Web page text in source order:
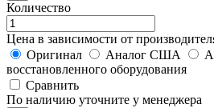
Количество
Цена в зависимости от
Оригинал
Аналог США
восстановленного оборудования
Cравнить
По наличию уточните у менеджера